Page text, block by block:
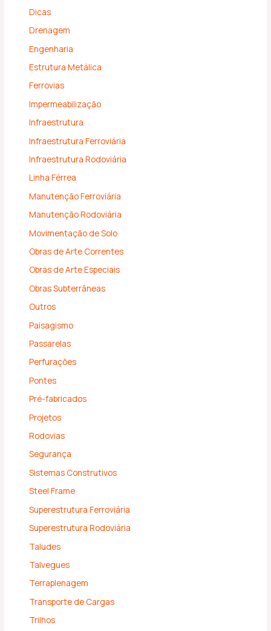
Dicas
Drenagem
Engenharia
Estrutura Metálica
Ferrovias
Impermeabilização
Infraestrutura
Infraestrutura Ferroviária
Infraestrutura Rodoviária
Linha Férrea
Manutenção Ferroviária
Manutenção Rodoviária
Movimentação de Solo
Obras de Arte Correntes
Obras de Arte Especiais
Obras Subterrâneas
Outros
Paisagismo
Passarelas
Perfurações
Pontes
Pré-fabricados
Projetos
Rodovias
Segurança
Sistemas Construtivos
Steel Frame
Superestrutura Ferroviária
Superestrutura Rodoviária
Taludes
Talvegues
Terraplenagem
Transporte de Cargas
Trilhos